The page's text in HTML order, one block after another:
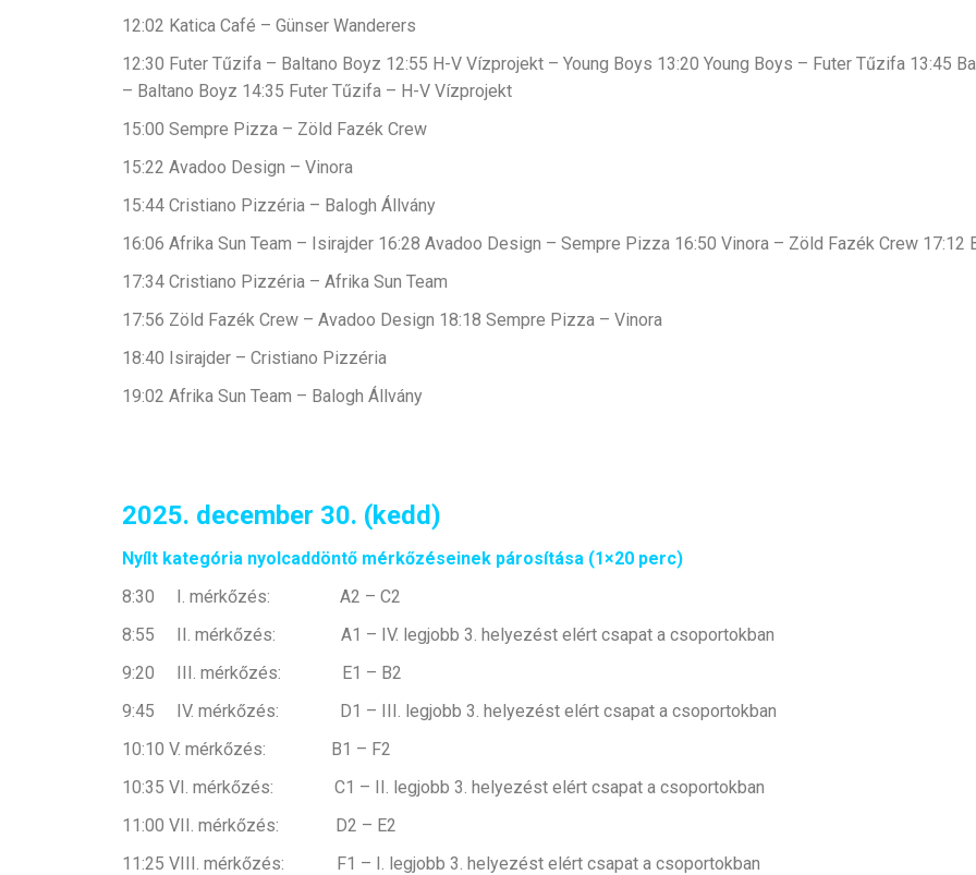
12:02 Katica Café – Günser Wanderers
12:30 Futer Tűzifa – Baltano Boyz 12:55 H-V Vízprojekt – Young Boys 13:20 Young Boys – Futer Tűzifa 13:45
– Baltano Boyz 14:35 Futer Tűzifa – H-V Vízprojekt
15:00 Sempre Pizza – Zöld Fazék Crew
15:22 Avadoo Design – Vinora
15:44 Cristiano Pizzéria – Balogh Állvány
16:06 Afrika Sun Team – Isirajder 16:28 Avadoo Design – Sempre Pizza 16:50 Vinora – Zöld Fazék Crew 17:12
17:34 Cristiano Pizzéria – Afrika Sun Team
17:56 Zöld Fazék Crew – Avadoo Design 18:18 Sempre Pizza – Vinora
18:40 Isirajder – Cristiano Pizzéria
19:02 Afrika Sun Team – Balogh Állvány
2025. december 30. (kedd)
Nyílt kategória nyolcaddöntő mérkőzéseinek párosítása (1×20 perc)
8:30 I. mérkőzés: A2 – C2
8:55 II. mérkőzés: A1 – IV. legjobb 3. helyezést elért csapat a csoportokban
9:20 III. mérkőzés: E1 – B2
9:45 IV. mérkőzés: D1 – III. legjobb 3. helyezést elért csapat a csoportokban
10:10 V. mérkőzés: B1 – F2
10:35 VI. mérkőzés: C1 – II. legjobb 3. helyezést elért csapat a csoportokban
11:00 VII. mérkőzés: D2 – E2
11:25 VIII. mérkőzés: F1 – I. legjobb 3. helyezést elért csapat a csoportokban